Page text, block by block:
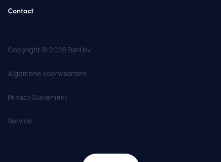
Contact
Copyright © 2026 Barli bv
Algemene voorwaarden
Privacy Statement
Service